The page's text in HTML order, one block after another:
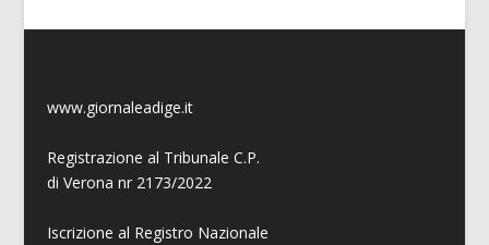
www.giornaleadige.it
Registrazione al Tribunale C.P.
di Verona nr 2173/2022
Iscrizione al Registro Nazionale